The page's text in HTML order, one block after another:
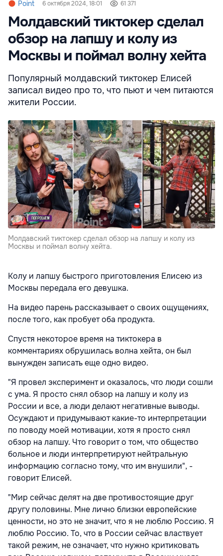
Point 6 октября 2024, 18:01 61 371
Молдавский тиктокер сделал
обзор на лапшу и колу из
Москвы и поймал волну хейта
Популярный молдавский тиктокер Елисей
записал видео про то, что пьют и чем питаются
жители России.
Молдавский тиктокер сделал обзор на лапшу и колу из
Москвы и поймал волну хейта.
Колу и лапшу быстрого приготовления Елисею из
Москвы передала его девушка.
На видео парень рассказывает о своих ощущениях,
после того, как пробует оба продукта.
Спустя некоторое время на тиктокера в
комментариях обрушилась волна хейта, он был
вынужден записать еще одно видео.
"Я провел эксперимент и оказалось, что люди сошли
с ума. Я просто снял обзор на лапшу и колу из
России и все, а люди делают негативные выводы.
Осуждают и придумывают какие-то интерпретации
по поводу моей мотивации, хотя я просто снял
обзор на лапшу. Что говорит о том, что общество
больное и люди интерпретируют нейтральную
информацию согласно тому, что им внушили", -
говорит Елисей.
"Мир сейчас делят на две противостоящие друг
другу половины. Мне лично близки европейские
ценности, но это не значит, что я не люблю Россию. Я
люблю Россию. То, что в России сейчас властвует
такой режим, не означает, что нужно критиковать